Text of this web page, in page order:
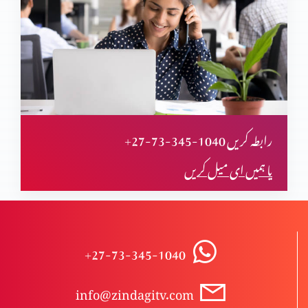
+27-73-345-1040 رابطہ کریں
یا ہمیں ای میل کریں
+27-73-345-1040
info@zindagitv.com